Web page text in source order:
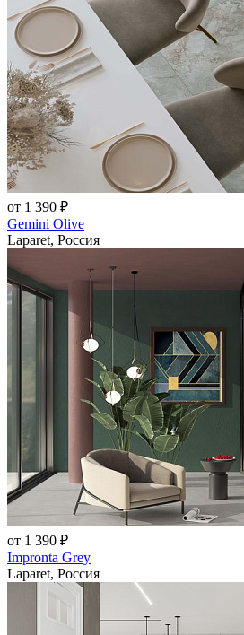
от 1 390 ₽
Gemini Olive
Laparet, Россия
от 1 390 ₽
Impronta Grey
Laparet, Россия